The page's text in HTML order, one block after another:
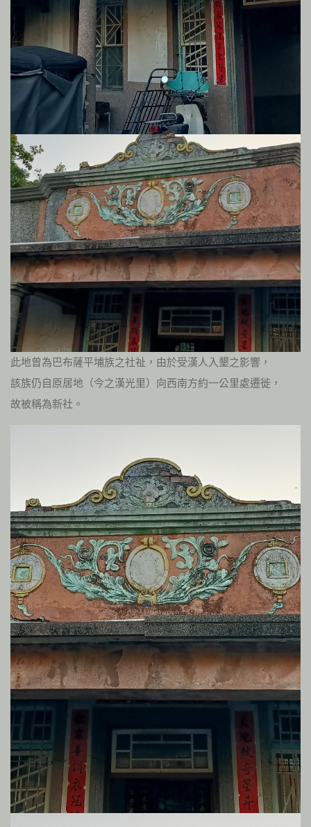
此地曾為巴布薩平埔族之社祉，由於受漢人入墾之影響，
該族仍自原居地（今之漢光里）向西南方約一公里處遷徙，
故被稱為新社。